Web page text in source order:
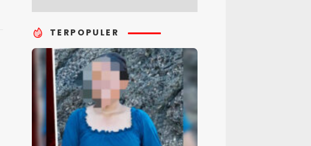
TERPOPULER